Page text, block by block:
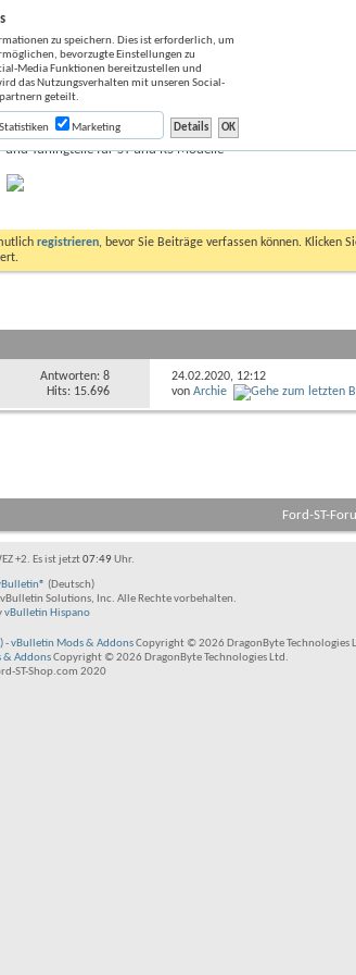
Tuningteile für ST und RS Modelle
registrieren, bevor Sie Beiträge verfassen können. Klicken
Antworten: 8
Hits: 15.696
24.02.2020, 12:12
vonArchie
zu speichern. Dies ist erforderlich, um
bevorzugte Einstellungen zu
Media Funktionen bereitzustellen und
das Nutzungsverhalten mit unseren Social-
geteilt.
Statistiken Marketing
Ford-ST-
+2. Es ist jetzt07:49Uhr.
(Deutsch)
Solutions, Inc. Alle Rechte vorbehalten.
vBulletin Hispano
-vBulletin Mods & AddonsCopyright © 2026 DragonByte Technologies
& AddonsCopyright © 2026 DragonByte Technologies Ltd.
ST-Shop.com 2020